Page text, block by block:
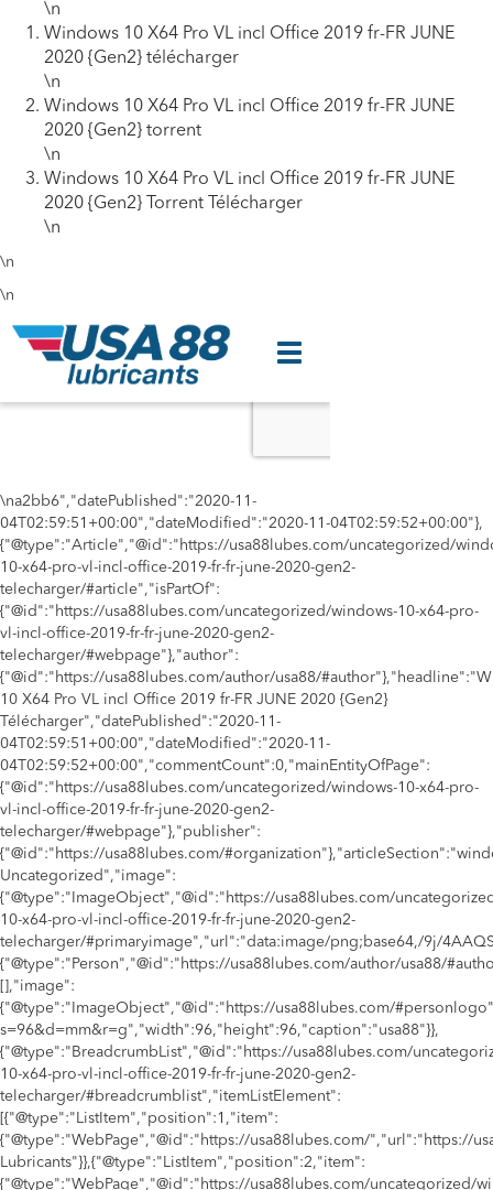
\n
Windows 10 X64 Pro VL incl Office 2019 fr-FR JUNE
2020 {Gen2} télécharger
\n
Windows 10 X64 Pro VL incl Office 2019 fr-FR JUNE
2020 {Gen2} torrent
\n
Windows 10 X64 Pro VL incl Office 2019 fr-FR JUNE
2020 {Gen2} Torrent Télécharger
\n
\n
\n
\na2bb6","datePublished":"2020-11-
04T02:59:51+00:00","dateModified":"2020-11-04T02:59:52+00:00"},
{"@type":"Article","@id":"https://usa88lubes.com/uncategorized/
10-x64-pro-vl-incl-office-2019-fr-fr-june-2020-gen2-
telecharger/#article","isPartOf":
{"@id":"https://usa88lubes.com/uncategorized/windows-10-x64-pro-
vl-incl-office-2019-fr-fr-june-2020-gen2-
telecharger/#webpage"},"author":
{"@id":"https://usa88lubes.com/author/usa88/
10 X64 Pro VL incl Office 2019 fr-FR JUNE 2020 {Gen2}
Télécharger","datePublished":"2020-11-
04T02:59:51+00:00","dateModified":"2020-11-
04T02:59:52+00:00","commentCount":0,"mainEntityOfPage":
{"@id":"https://usa88lubes.com/uncategorized/windows-10-x64-pro-
vl-incl-office-2019-fr-fr-june-2020-gen2-
telecharger/#webpage"},"publisher":
{"@id":"https://usa88lubes.com/
Uncategorized","image":
{"@type":"ImageObject","@id":"https://usa88lubes.com/
10-x64-pro-vl-incl-office-2019-fr-fr-june-2020-gen2-
telecharger/#primaryimage","url":"data:image/png;base64,/9j/
{"@type":"Person","@id":"https://usa88lubes.com/author/usa88/
[],"image":
{"@type":"ImageObject","@id":"https://usa88lubes.com/
s=96&d=mm&r=g","width":96,"height":96,"caption":"usa88"}},
{"@type":"BreadcrumbList","@id":"https://usa88lubes.com/
10-x64-pro-vl-incl-office-2019-fr-fr-june-2020-gen2-
telecharger/#breadcrumblist","itemListElement":
[{"@type":"ListItem","position":1,"item":
{"@type":"WebPage","@id":"https://usa88lubes.com/","url":"https://
Lubricants"}},{"@type":"ListItem","position":2,"item":
{"@type":"WebPage","@id":"https://usa88lubes.com/uncategorized/